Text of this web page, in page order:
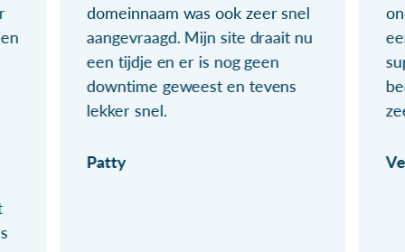
domeinnaam was ook zeer snel
aangevraagd. Mijn site draait nu
een tijdje en er is nog geen
downtime geweest en tevens
lekker snel.
Patty